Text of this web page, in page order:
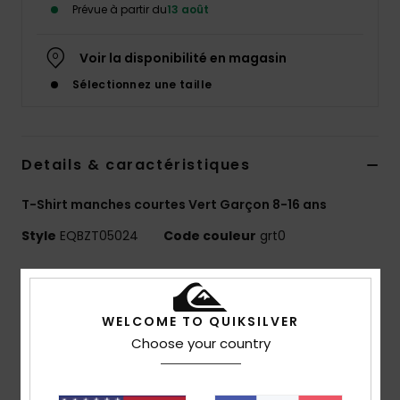
Prévue à partir du13 août
Voir la disponibilité en magasin
Sélectionnez une taille
Details & caractéristiques
T-Shirt manches courtes Vert Garçon 8-16 ans
Style EQBZT05024 Code couleur grt0
Caractéristiques
MADE BETTER
25 % de coton recyclé issu de chutes de production
WELCOME TO QUIKSILVER
Choose your country